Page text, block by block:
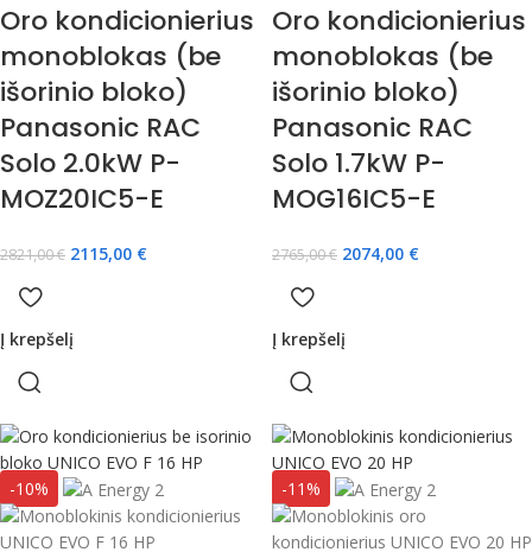
Oro kondicionierius
monoblokas (be
išorinio bloko)
Panasonic RAC
Solo 2.0kW P-
MOZ20IC5-E
2821,00€ 2115,00 €
Į krepšelį
Oro kondicionierius
monoblokas (be
išorinio bloko)
Panasonic RAC
Solo 1.7kW P-
MOG16IC5-E
2765,00€ 2074,00 €
Į krepšelį
-10% -11%